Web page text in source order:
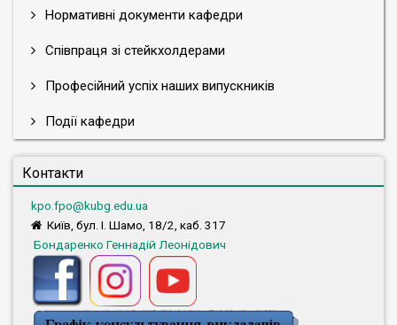
Нормативні документи кафедри
Співпраця зі стейкхолдерами
Професійний успіх наших випускників
Події кафедри
Контакти
kpo.fpo@kubg.edu.ua
Київ, бул. І. Шамо, 18/2, каб. 317
Бондаренко Геннадій Леонідович